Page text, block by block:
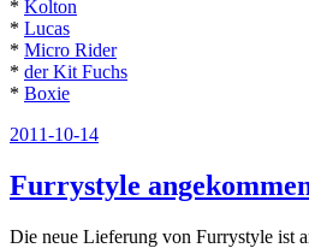
* Kolton
* Lucas
* Micro Rider
* der Kit Fuchs
* Boxie
Veröffentlicht
2011-10-14
Furrystyle
Die neue Lieferung von Furrystyle ist